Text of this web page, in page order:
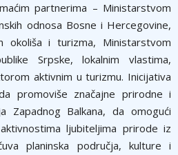
partnerima – Ministarstvom
odnosa Bosne i Hercegovine,
okoliša i turizma, Ministarstvom
Srpske, lokalnim vlastima,
aktivnim u turizmu. Inicijativa
promoviše značajne prirodne i
Zapadnog Balkana, da omogući
ljubiteljima prirode iz
planinska područja, kulture i